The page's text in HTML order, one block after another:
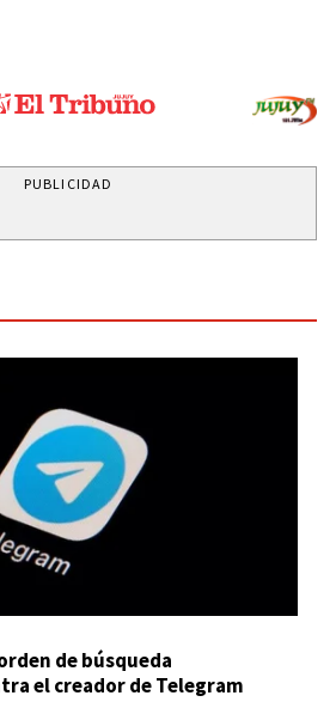
PUBLICIDAD
de búsqueda
el creador de Telegram